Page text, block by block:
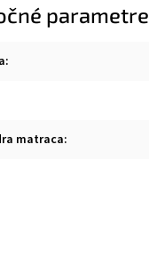
parametre
:
matraca: